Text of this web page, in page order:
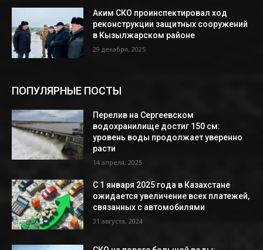
Аким СКО проинспектировал ход
реконструкции защитных сооружений
в Кызылжарском районе
29 декабря, 2025
ПОПУЛЯРНЫЕ ПОСТЫ
Перелив на Сергеевском
водохранилище достиг 150 см:
уровень воды продолжает уверенно
расти
14 апреля, 2025
С 1 января 2025 года в Казахстане
ожидается увеличение всех платежей,
связанных с автомобилями
31 августа, 2024